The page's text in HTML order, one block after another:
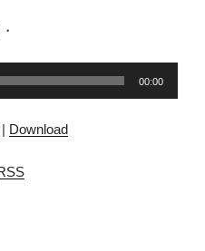
00:00
| Download